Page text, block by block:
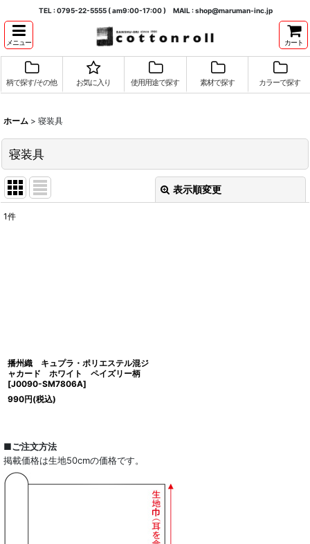
TEL : 0795-22-5555 ( am9:00-17:00 ) MAIL : shop@maruman-inc.jp
メニュー カート
柄で探す/その他 お気に入り 使用用途で探す 素材で探す カラーで探す
ホーム > 寝装具
寝装具
表示順変更
1件
播州織 キュプラ・ポリエステル混ジ
ャカード ホワイト ペイズリー柄
[J0090-SM7806A]
990円(税込)
■ご注文方法
掲載価格は生地50cmの価格です。